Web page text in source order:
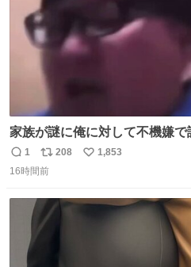
家族が謎に俺に対して不機嫌
返
信
1
リ
ポ
ト
数
208
い
1,853
16時間前